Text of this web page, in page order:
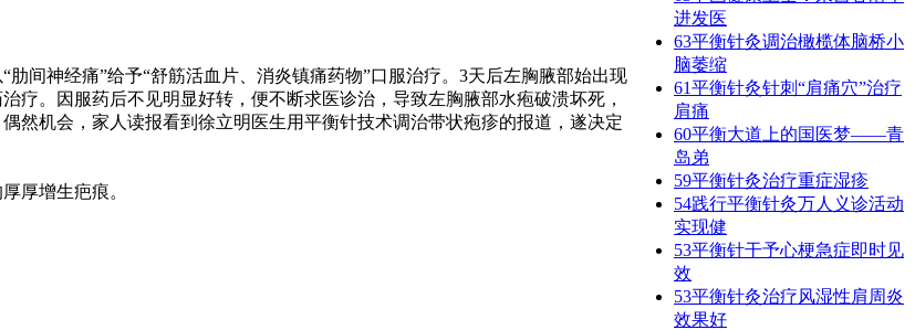
间神经痛”给予“舒筋活血片、消炎镇痛药物”口服治疗。3天后左胸腋部始出现
疗。因服药后不见明显好转，便不断求医诊治，导致左胸腋部水疱破溃坏死，
然机会，家人读报看到徐立明医生用平衡针技术调治带状疱疹的报道，遂决定
厚增生疤痕。
进发医
63平衡针灸调治橄榄体脑桥小
脑萎缩
61平衡针灸针刺“肩痛穴”治疗
肩痛
60平衡大道上的国医梦——​青
岛弟
59平衡针灸治疗重症湿疹
54践行平衡针灸万人义诊活动
实现健
53平衡针干予心梗急症即时见
效
53平衡针灸治疗风湿性肩周炎
效果好